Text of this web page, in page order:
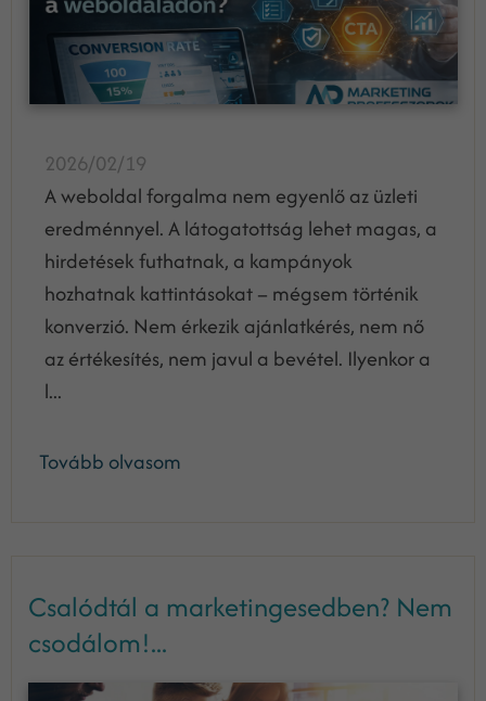
2026/02/19
A weboldal forgalma nem egyenlő az üzleti
eredménnyel. A látogatottság lehet magas, a
hirdetések futhatnak, a kampányok
hozhatnak kattintásokat – mégsem történik
konverzió. Nem érkezik ajánlatkérés, nem nő
az értékesítés, nem javul a bevétel. Ilyenkor a
l...
Tovább olvasom
Csalódtál a marketingesedben? Nem
csodálom!...